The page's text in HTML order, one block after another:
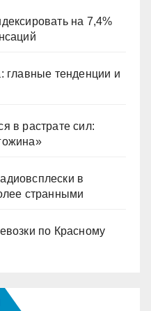
на 7,4%
главные тенденции и
в растрате сил:
в
странными
по Красному